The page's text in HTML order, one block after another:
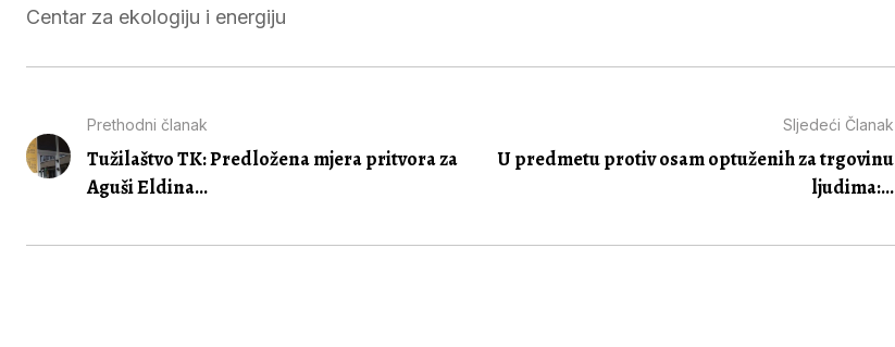
Centar za ekologiju i energiju
Prethodni članak
Tužilaštvo TK: Predložena mjera pritvora za
Aguši Eldina...
Sljedeći Članak
U predmetu protiv osam optuženih za trgovinu
ljudima:...